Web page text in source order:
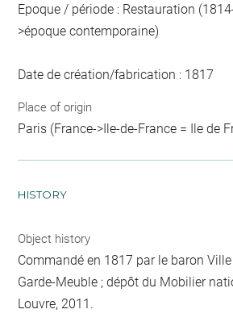
Epoque / période : Restauration
>époque contemporaine)
Date de création/fabrication : 1817
Place of origin
Paris (France->Ile-de-France = Ile de
HISTORY
Object history
Commandé en 1817 par le baron
Garde-Meuble ; dépôt du Mobilier
Louvre, 2011.